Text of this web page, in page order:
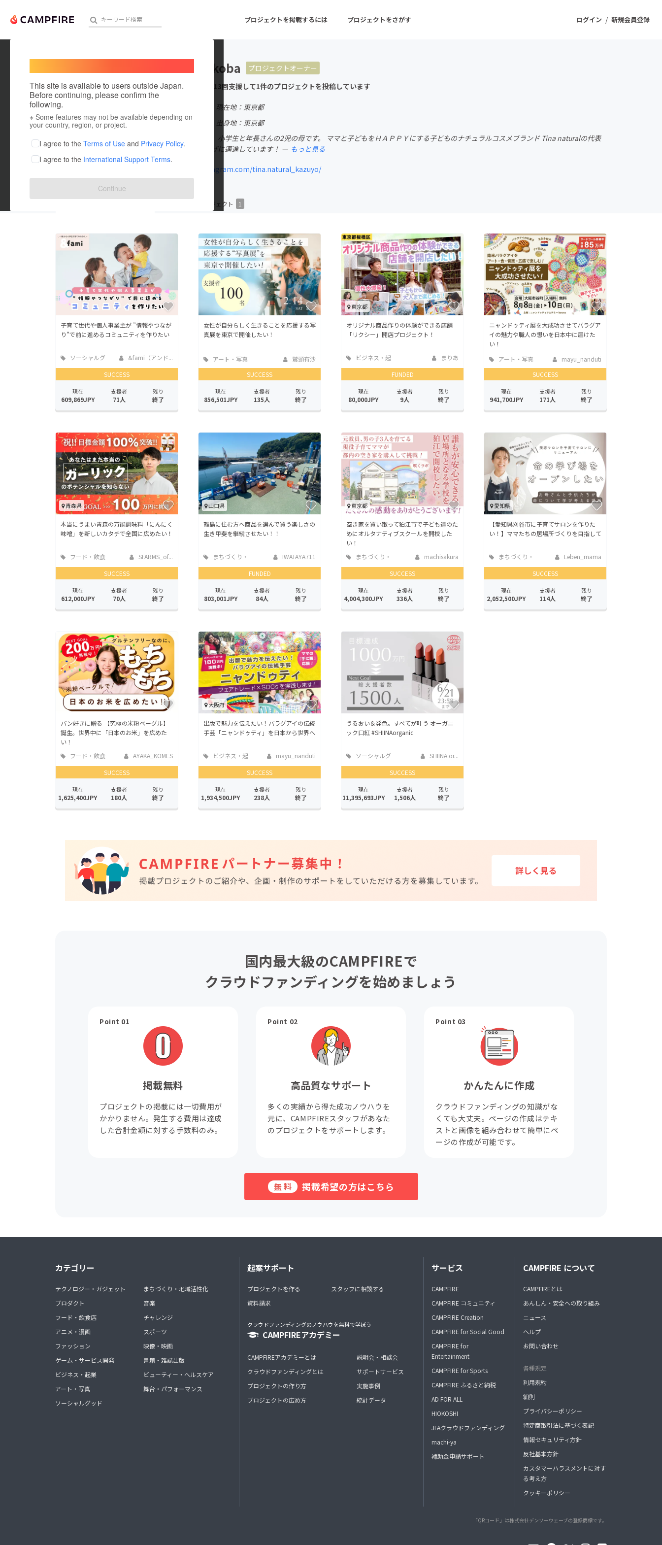
ログイン / 新規会員登録
プロジェクトを掲載するには プロジェクトをさがす
人気のプロジェクト 注目のリターン 注目の新着プロジェクト 募集終了が近いプロジェクト
アート・写真 音楽
テクノロジー・ガジェット
ゲーム・サービス開発 フード・飲食店
ファッション
映像・映画
ビジネス・起業
まちづくり・地域活性化
CAMPFIRE for Social Good
CAMPFIRE Creation
CAMPFIREふるさと納税
machi-ya コミュニティ
This site is available to users outside Japan.
Before continuing, please confirm the
following.
※ Some features may not be available depending on
your country, region, or project.
I agree to the Terms of Use and Privacy Policy.
I agree to the International Support Terms.
Continue
kazuyokoba
プロジェクトオーナー
これまでに13回支援して1件のプロジェクトを投稿しています
現在地：東京都
出身国：日本
出身地：東京都
はじめまして。小学生と年長さんの2児の母です。 ママと子どもをＨＡＰＰＹにする子どものナチュラルコスメブランド Tina naturalの代表
として立ち上げに邁進しています！ ー もっと見る
www.instagram.com/tina.natural_kazuyo/
プロジェクト 1
子育て世代や個人事業主が ”情報やつなが
り”で前に進めるコミュニティを作りたい
ソーシャルグ
ッド
&fami（アンド...
SUCCESS
現在
609,869JPY
支援者
71人
残り
終了
女性が自分らしく生きることを応援する写
真展を東京で開催したい！
アート・写真
鷲頭有沙
SUCCESS
現在
856,501JPY
支援者
135人
残り
終了
東京都
オリジナル商品作りの体験ができる店舗
「リクシー」開店プロジェクト！
ビジネス・起
業
まりあ
FUNDED
現在
80,000JPY
支援者
9人
残り
終了
ニャンドゥティ展を大成功させてパラグア
イの魅力や職人の想いを日本中に届けた
い！
アート・写真
mayu_nanduti
SUCCESS
現在
941,700JPY
支援者
171人
残り
終了
青森県
本当にうまい青森の万能調味料「にんにく
味噌」を新しいカタチで全国に広めたい！
フード・飲食
店
SFARMS_of...
SUCCESS
現在
612,000JPY
支援者
70人
残り
終了
山口県
離島に住む方へ商品を選んで買う楽しさの
生き甲斐を継続させたい！！
まちづくり・
地域活性化
IWATAYA711
FUNDED
現在
803,001JPY
支援者
84人
残り
終了
東京都
空き家を買い取って狛江市で子ども達のた
めにオルタナティブスクールを開校した
い！
まちづくり・
地域活性化
machisakura
SUCCESS
現在
4,004,300JPY
支援者
336人
残り
終了
愛知県
【愛知県刈谷市に子育てサロンを作りた
い！】ママたちの居場所づくりを目指して
まちづくり・
地域活性化
Leben_mama
SUCCESS
現在
2,052,500JPY
支援者
114人
残り
終了
パン好きに贈る 【究極の米粉ベーグル】
誕生。世界中に「日本のお米」を広めた
い！
フード・飲食
店
AYAKA_KOMES
SUCCESS
現在
1,625,400JPY
支援者
180人
残り
終了
大阪府
出版で魅力を伝えたい！パラグアイの伝統
手芸「ニャンドゥティ」を日本から世界へ
ビジネス・起
業
mayu_nanduti
SUCCESS
現在
1,934,500JPY
支援者
238人
残り
終了
うるおい＆発色。すべてが叶う オーガニ
ック口紅 #SHIINAorganic
ソーシャルグ
ッド
SHIINA or...
SUCCESS
現在
11,395,693JPY
支援者
1,506人
残り
終了
国内最大級のCAMPFIREで
クラウドファンディングを始めましょう
Point 01
掲載無料
プロジェクトの掲載には一切費用が
かかりません。発生する費用は達成
した合計金額に対する手数料のみ。
Point 02
高品質なサポート
多くの実績から得た成功ノウハウを
元に、CAMPFIREスタッフがあなた
のプロジェクトをサポートします。
Point 03
かんたんに作成
クラウドファンディングの知識がな
くても大丈夫。ページの作成はテキ
ストと画像を組み合わせて簡単にペ
ージの作成が可能です。
無料 掲載希望の方はこちら
カテゴリー
テクノロジー・ガジェット
プロダクト
フード・飲食店
アニメ・漫画
ファッション
ゲーム・サービス開発
ビジネス・起業
アート・写真
ソーシャルグッド
まちづくり・地域活性化
音楽
チャレンジ
スポーツ
映像・映画
書籍・雑誌出版
ビューティー・ヘルスケア
舞台・パフォーマンス
起案サポート
プロジェクトを作る
資料請求
スタッフに相談する
クラウドファンディングのノウハウを無料で学ぼう
CAMPFIREアカデミー
CAMPFIREアカデミーとは
クラウドファンディングとは
プロジェクトの作り方
プロジェクトの広め方
説明会・相談会
サポートサービス
実施事例
統計データ
サービス
CAMPFIRE
CAMPFIRE コミュニティ
CAMPFIRE Creation
CAMPFIRE for Social Good
CAMPFIRE for
Entertainment
CAMPFIRE for Sports
CAMPFIRE ふるさと納税
AD FOR ALL
HIOKOSHI
JFAクラウドファンディング
machi-ya
補助金申請サポート
CAMPFIRE について
CAMPFIREとは
あんしん・安全への取り組み
ニュース
ヘルプ
お問い合わせ
各種規定
利用規約
細則
プライバシーポリシー
特定商取引法に基づく表記
情報セキュリティ方針
反社基本方針
カスタマーハラスメントに対す
る考え方
クッキーポリシー
「QRコード」は株式会社デンソーウェーブの登録商標です。